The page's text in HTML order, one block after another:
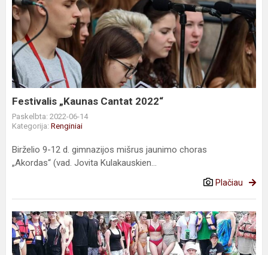
„Kaunas
Cantat
2022“
Festivalis „Kaunas Cantat 2022“
Paskelbta: 2022-06-14
Kategorija: Renginiai
Birželio 9-12 d. gimnazijos mišrus jaunimo choras
„Akordas“ (vad. Jovita Kulakauskien...
Plačiau
Edukacinė
pažintinė
kelionė